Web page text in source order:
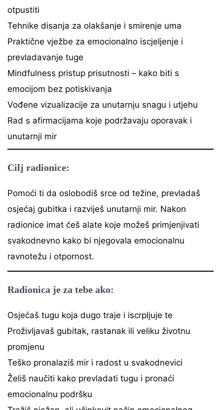
otpustiti
Tehnike disanja za olakšanje i smirenje uma
Praktične vježbe za emocionalno iscjeljenje i
prevladavanje tuge
Mindfulness pristup prisutnosti – kako biti s
emocijom bez potiskivanja
Vođene vizualizacije za unutarnju snagu i utjehu
Rad s afirmacijama koje podržavaju oporavak i
unutarnji mir
Cilj radionice:
Pomoći ti da oslobodiš srce od težine, prevladaš
osjećaj gubitka i razviješ unutarnji mir. Nakon
radionice imat ćeš alate koje možeš primjenjivati
svakodnevno kako bi njegovala emocionalnu
ravnotežu i otpornost.
Radionica je za tebe ako:
Osjećaš tugu koja dugo traje i iscrpljuje te
Proživljavaš gubitak, rastanak ili veliku životnu
promjenu
Teško pronalaziš mir i radost u svakodnevici
Želiš naučiti kako prevladati tugu i pronaći
emocionalnu podršku